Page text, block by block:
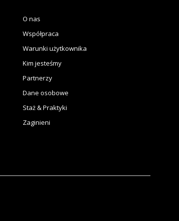
O nas
Współpraca
Warunki użytkownika
Kim jesteśmy
Partnerzy
Dane osobowe
Staż & Praktyki
Zaginieni